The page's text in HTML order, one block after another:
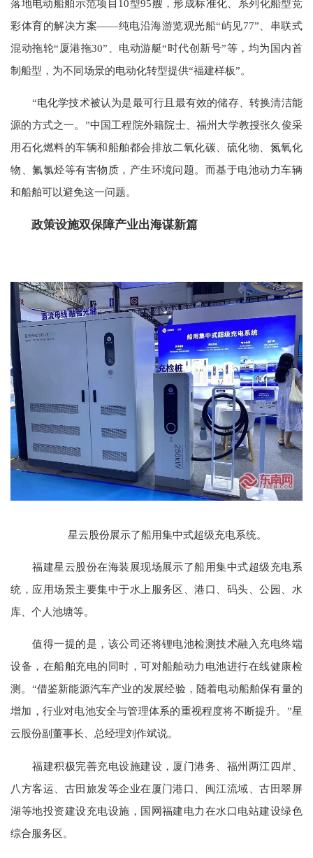
落地电动船舶示范项目10型95艘，形成标准化、系列化船型竞
彩体育的解决方案——纯电沿海游览观光船“屿见77”、串联式
混动拖轮“厦港拖30”、电动游艇“时代创新号”等，均为国内首
制船型，为不同场景的电动化转型提供“福建样板”。
“电化学技术被认为是最可行且最有效的储存、转换清洁能
源的方式之一。”中国工程院外籍院士、福州大学教授张久俊采
用石化燃料的车辆和船舶都会排放二氧化碳、硫化物、氮氧化
物、氟氯烃等有害物质，产生环境问题。而基于电池动力车辆
和船舶可以避免这一问题。
政策设施双保障产业出海谋新篇
星云股份展示了船用集中式超级充电系统。
福建星云股份在海装展现场展示了船用集中式超级充电系
统，应用场景主要集中于水上服务区、港口、码头、公园、水
库、个人池塘等。
值得一提的是，该公司还将锂电池检测技术融入充电终端
设备，在船舶充电的同时，可对船舶动力电池进行在线健康检
测。“借鉴新能源汽车产业的发展经验，随着电动船舶保有量的
增加，行业对电池安全与管理体系的重视程度将不断提升。”星
云股份副董事长、总经理刘作斌说。
福建积极完善充电设施建设，厦门港务、福州两江四岸、
八方客运、古田旅发等企业在厦门港口、闽江流域、古田翠屏
湖等地投资建设充电设施，国网福建电力在水口电站建设绿色
综合服务区。